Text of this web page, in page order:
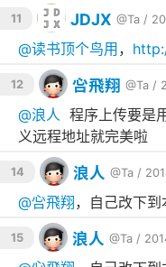
value
例如浪人快速安装的值
$AppDir='install/'
那么浪人快速安装的文
当然你可以稍微修改代
That' s All :)
ini_set('
ob_start
ob_end_clean
();
ob_implicit_flush
set_time_limit
$AppDir ='';//安装程
11 JDJX @Ta /
@读书顶个鸟用 ，
12 吢飛翔 @Ta /
@浪人 程序上传要是
义远程地址就完美啦
14 浪人 @Ta /
@吢飛翔 ，自己改下
15 浪人 @Ta /